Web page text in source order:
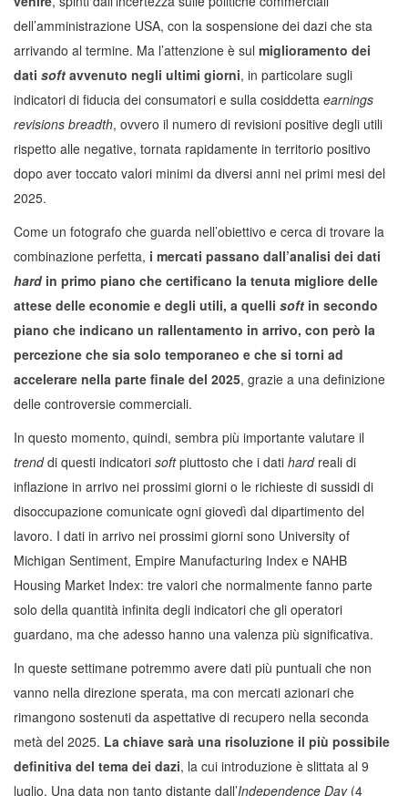
dell’amministrazione USA, con la sospensione dei dazi che sta
arrivando al termine. Ma l’attenzione è sul miglioramento dei
dati soft avvenuto negli ultimi giorni, in particolare sugli
indicatori di fiducia dei consumatori e sulla cosiddetta earnings
revisions breadth, ovvero il numero di revisioni positive degli utili
rispetto alle negative, tornata rapidamente in territorio positivo
dopo aver toccato valori minimi da diversi anni nei primi mesi del
2025.
Come un fotografo che guarda nell’obiettivo e cerca di trovare la
combinazione perfetta, i mercati passano dall’analisi dei dati
hardin primo piano che certificano la tenuta migliore delle
attese delle economie e degli utili, a quelli soft in secondo
piano che indicano un rallentamento in arrivo, con però la
percezione che sia solo temporaneo e che si torni ad
accelerare nella parte finale del 2025, grazie a una definizione
delle controversie commerciali.
In questo momento, quindi, sembra più importante valutare il
trenddi questi indicatori softpiuttosto che i dati hardreali di
inflazione in arrivo nei prossimi giorni o le richieste di sussidi di
disoccupazione comunicate ogni giovedì dal dipartimento del
lavoro. I dati in arrivo nei prossimi giorni sono University of
Michigan Sentiment, Empire Manufacturing Index e NAHB
Housing Market Index: tre valori che normalmente fanno parte
solo della quantità infinita degli indicatori che gli operatori
guardano, ma che adesso hanno una valenza più significativa.
In queste settimane potremmo avere dati più puntuali che non
vanno nella direzione sperata, ma con mercati azionari che
rimangono sostenuti da aspettative di recupero nella seconda
metà del 2025. La chiave sarà una risoluzione il più possibile
definitiva del tema dei dazi, la cui introduzione è slittata al 9
luglio. Una data non tanto distante dall’Independence Day(4